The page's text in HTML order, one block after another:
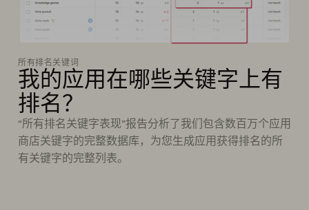
所有排名关键词
我的应用在哪些关键字上有
排名？
“所有排名关键字表现”报告分析了我们包含数百万个应用
商店关键字的完整数据库，为您生成应用获得排名的所
有关键字的完整列表。